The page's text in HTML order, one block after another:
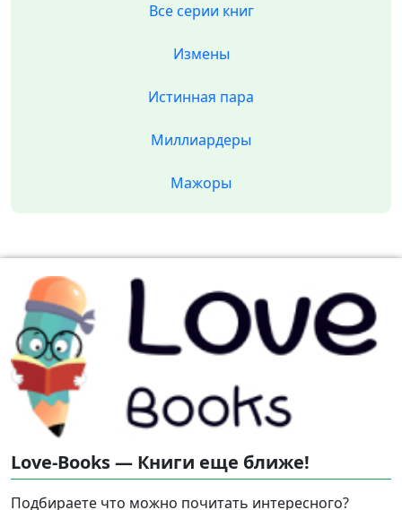
Все серии книг
Измены
Истинная пара
Миллиардеры
Мажоры
Love-Books — Книги еще ближе!
Подбираете что можно почитать интересного?